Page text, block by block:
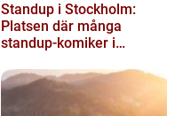
Standup i Stockholm:
Platsen där många
standup-komiker i